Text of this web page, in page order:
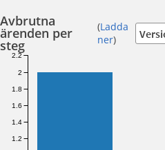
Avbrutna
ärenden per
steg
(Ladda
ner)
1.2
1.4
1.6
1.8
2
2.2